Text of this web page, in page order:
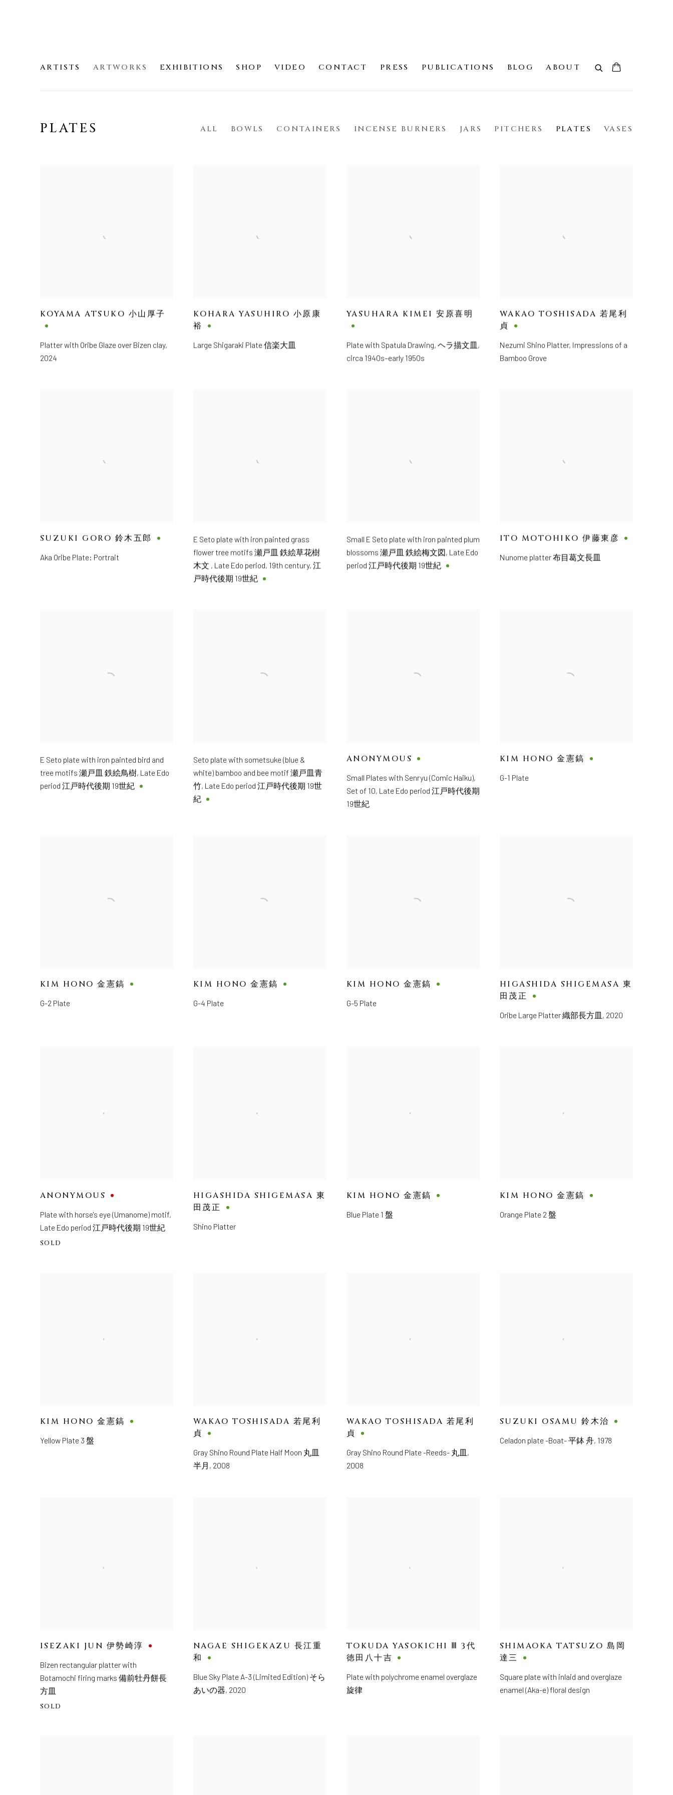
ARTISTS ARTWORKS EXHIBITIONS SHOP VIDEO CONTACT PRESS PUBLICATIONS BLOG ABOUT
PLATES ALL BOWLS CONTAINERS INCENSE BURNERS JARS PITCHERS PLATES VASES
KOYAMA ATSUKO 小山厚子
Platter with Oribe Glaze over Bizen clay,
2024
KOHARA YASUHIRO 小原康
裕
Large Shigaraki Plate 信楽大皿
YASUHARA KIMEI 安原喜明
Plate with Spatula Drawing, ヘラ描文皿,
circa 1940s–early 1950s
WAKAO TOSHISADA 若尾利
貞
Nezumi Shino Platter, Impressions of a
Bamboo Grove
SUZUKI GORO 鈴木五郎
Aka Oribe Plate: Portrait
E Seto plate with iron painted grass
flower tree motifs 瀬戸皿 鉄絵草花樹
木文 , Late Edo period, 19th century, 江
戸時代後期 19世紀
Small E Seto plate with iron painted plum
blossoms 瀬戸皿 鉄絵梅文図, Late Edo
period 江戸時代後期 19世紀
ITO MOTOHIKO 伊藤東彦
Nunome platter 布目葛文長皿
E Seto plate with iron painted bird and
tree motifs 瀬戸皿 鉄絵鳥樹, Late Edo
period 江戸時代後期 19世紀
Seto plate with sometsuke (blue &
white) bamboo and bee motif 瀬戸皿青
竹, Late Edo period 江戸時代後期 19世
紀
ANONYMOUS
Small Plates with Senryu (Comic Haiku),
Set of 10, Late Edo period 江戸時代後期
19世紀
KIM HONO 金憲鎬
G-1 Plate
KIM HONO 金憲鎬
G-2 Plate
KIM HONO 金憲鎬
G-4 Plate
KIM HONO 金憲鎬
G-5 Plate
HIGASHIDA SHIGEMASA 東
田茂正
Oribe Large Platter 織部長方皿 , 2020
ANONYMOUS
Plate with horse's eye (Umanome) motif,
Late Edo period 江戸時代後期 19世紀
SOLD
HIGASHIDA SHIGEMASA 東
田茂正
Shino Platter
KIM HONO 金憲鎬
Blue Plate 1 盤
KIM HONO 金憲鎬
Orange Plate 2 盤
KIM HONO 金憲鎬
Yellow Plate 3 盤
WAKAO TOSHISADA 若尾利
貞
Gray Shino Round Plate Half Moon 丸皿
半月 , 2008
WAKAO TOSHISADA 若尾利
貞
Gray Shino Round Plate -Reeds- 丸皿 ,
2008
SUZUKI OSAMU 鈴木治
Celadon plate -Boat- 平鉢 舟, 1978
ISEZAKI JUN 伊勢崎淳
Bizen rectangular platter with
Botamochi firing marks 備前牡丹餅長
方皿
SOLD
NAGAE SHIGEKAZU 長江重
和
Blue Sky Plate A-3 (Limited Edition) そら
あいの器, 2020
TOKUDA YASOKICHI Ⅲ 3代
徳田八十吉
Plate with polychrome enamel overglaze
旋律
SHIMAOKA TATSUZO 島岡
達三
Square plate with inlaid and overglaze
enamel (Aka-e) floral design